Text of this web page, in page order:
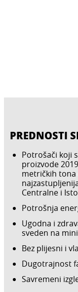
PREDNOSTI
Potrošači koji
proizvode
metričkih tona
Centralne i
Potrošnja
Ugodna i
sveden na
Bez plijesni i
Dugotrajnost
Savremeni